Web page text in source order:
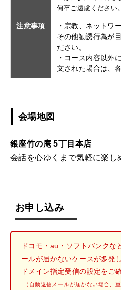
何卒ご遠慮ください。
注意事項
・宗教、ネットワ
その他勧誘行為が
ださい。
・コース内容以外
文された場合は、
会場地図
銀座竹の庵 5丁目本店
会話を心ゆくまで気軽に楽し
お申し込み
ドコモ・au・ソフトバンクな
ールが届かないケースが多発
ドメイン指定受信の設定をご
（自動返信メールが届かない場合、